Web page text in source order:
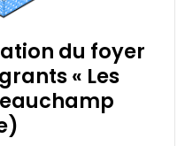
du foyer
« Les